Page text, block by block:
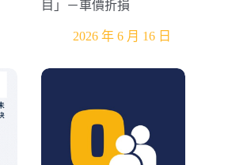
目」－車價折損
2026 年 6 月 16 日